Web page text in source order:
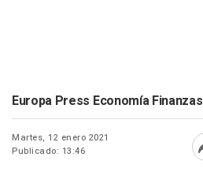
Europa Press Economía Finanzas
Martes, 12 enero 2021
Publicado: 13:46